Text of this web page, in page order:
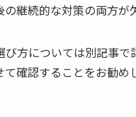
継続的な対策の両方が
び方については別記事
確認することをお勧め